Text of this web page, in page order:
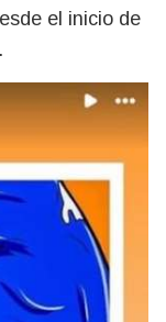
el inicio de